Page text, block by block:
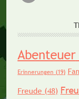
Abenteuer
Erinnerungen (19)
Freude(48)